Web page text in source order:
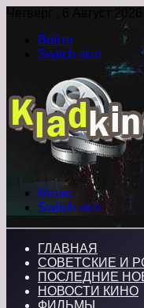
Четверг , 6 Август 2026
Войти
Switch skin
Меню
Switch skin
ГЛАВНАЯ
СОВЕТСКИЕ И
ПОСЛЕДНИЕ
НОВОСТИ КИНО
ФИЛЬМЫ